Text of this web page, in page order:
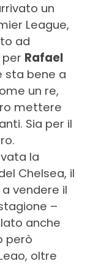
un
League,
ad
per Rafael
sta bene a
un re,
mettere
Sia per il
la
Chelsea, il
vendere il
–
anche
però
oltre